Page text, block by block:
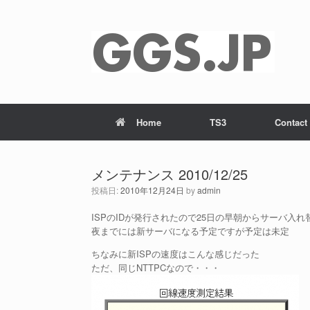
Home TS3 Contact
メンテナンス 2010/12/25
投稿日:2010年12月24日 byadmin
ISPのIDが発行されたので25日の早朝からサーバ入れ
夜までには新サーバになる予定ですが予定は未定
ちなみに新ISPの速度はこんな感じだった
ただ、同じNTTPCなので・・・